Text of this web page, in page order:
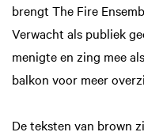
brengt The Fire
Verwacht als publiek
menigte en zing mee
balkon voor meer
De teksten van brown